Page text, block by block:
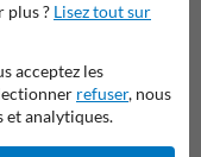
d’alerte
de danger, des
offre une
ou en cas de
les professionnels qui
plus ? Lisez tout sur
acceptez les
refuser, nous
et analytiques.